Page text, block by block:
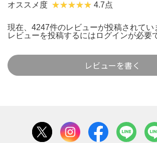
オススメ度 4.7点
現在、4247件のレビューが投稿されてい
レビューを投稿するには ログインが必要
レビューを書く